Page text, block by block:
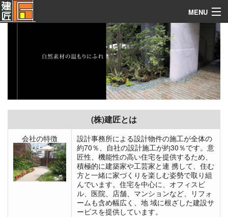
MENU
構造別施工例
施工テクニック
コンタクト
関連サイト
(株)建匠とは
会社の特徴
設計事務所による設計物件の施工が全体の
約70％、自社の設計施工が約30％です。意
匠性、機能性の高い住宅を提供するため、
積極的に建築家や工芸家と連 携して、住む
方と一緒に家づくりを楽しむ姿勢で取り組
んでいます。住宅を中心に、オフィスビ
ル、医院、店舗、マンションなど、リフォ
ームも含め幅広く、地 域に根ざした建設サ
ービスを提供しています。